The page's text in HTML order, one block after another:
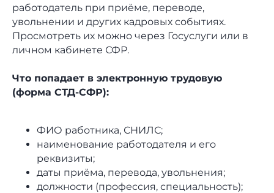
работодатель при приёме, переводе,
увольнении и других кадровых событиях.
Просмотреть их можно через Госуслуги или в
личном кабинете СФР.
Что попадает в электронную трудовую
(форма СТД-СФР):
ФИО работника, СНИЛС;
наименование работодателя и его
реквизиты;
даты приёма, перевода, увольнения;
должности (профессия, специальность);